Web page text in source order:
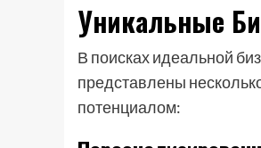
Уникальные
В поисках идеальной
представлены
потенциалом: